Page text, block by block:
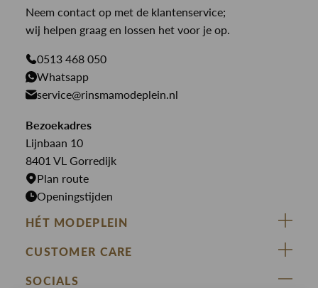
Paul en Shark
Genti
PME Legend
Butcher of Blue
Bekijk alle merken >
Broeken
Gilets
Jassen
Jeans
Jumpsuits
Jurken
Rokken
Colberts
Giftcards
Jassen
Overhemden
Truien
T-shirts
Neem contact op met de klantenservice;
wij helpen graag en lossen het voor je op.
0513 468 050
Whatsapp
service@rinsmamodeplein.nl
Bezoekadres
Lijnbaan 10
8401 VL Gorredijk
Plan route
Openingstijden
HÉT MODEPLEIN
ZIJ VAN RINSMA
DE HEEREN VAN RINSMA
CUSTOMER CARE
Veelgestelde vragen
SOCIALS